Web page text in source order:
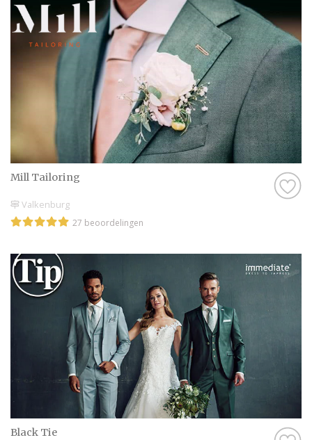
Mill Tailoring
Valkenburg
27 beoordelingen
Black Tie